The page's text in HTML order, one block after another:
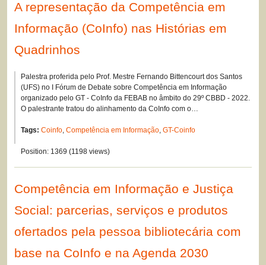
A representação da Competência em
Informação (CoInfo) nas Histórias em
Quadrinhos
Palestra proferida pelo Prof. Mestre Fernando Bittencourt dos Santos
(UFS) no I Fórum de Debate sobre Competência em Informação
organizado pelo GT - CoInfo da FEBAB no âmbito do 29º CBBD - 2022.
O palestrante tratou do alinhamento da CoInfo com o…
Tags: Coinfo, Competência em Informação, GT-Coinfo
Position: 1369 (1198 views)
Competência em Informação e Justiça
Social: parcerias, serviços e produtos
ofertados pela pessoa bibliotecária com
base na CoInfo e na Agenda 2030